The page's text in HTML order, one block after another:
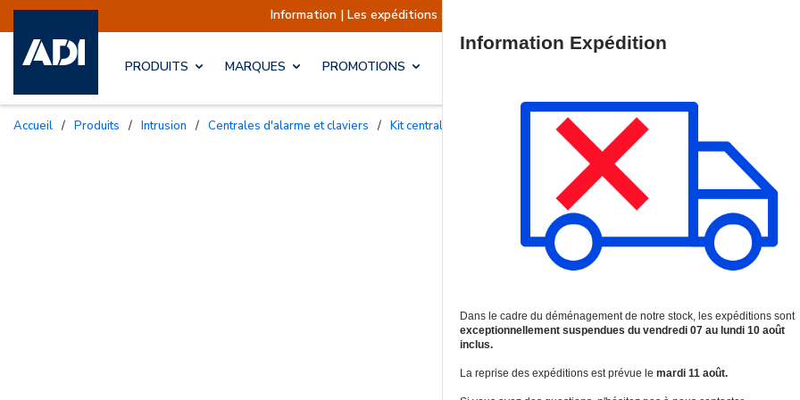
Information | Les expéditions sont actuellement suspendues Reprise prévue
PRODUITS MARQUES PROMOTIONS
Accueil / Produits / Intrusion / Centrales d'alarme et claviers / Kit centrales d'alarme